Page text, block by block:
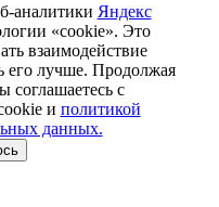
аналитики Яндекс
«cookie». Это
взаимодействие
его лучше. Продолжая
соглашаетесь с
и политикой
данных.